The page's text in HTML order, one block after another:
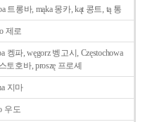
트롱바, mąka 몽카, kąt 콩트, tą 통
제로
켕파, węgorz 벵고시, Częstochowa
토호바, proszę 프로셰
지마
우도